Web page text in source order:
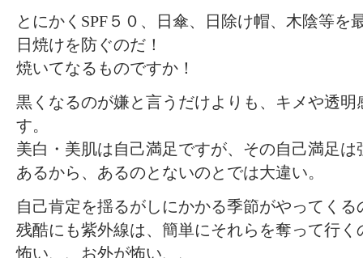
とにかくSPF５０、日傘、日除け帽、木陰等を
日焼けを防ぐのだ！
焼いてなるものですか！
黒くなるのが嫌と言うだけよりも、キメや透明
す。
美白・美肌は自己満足ですが、その自己満足は
あるから、あるのとないのとでは大違い。
自己肯定を揺るがしにかかる季節がやってくる
残酷にも紫外線は、簡単にそれらを奪って行く
怖い、、お外が怖い、、